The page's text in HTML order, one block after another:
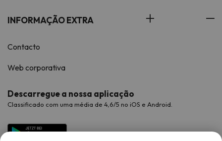
INFORMAÇÃO EXTRA
Contacto
Web corporativa
Descarregue a nossa aplicação
Classificado com uma média de 4,6/5 no iOS e Android.